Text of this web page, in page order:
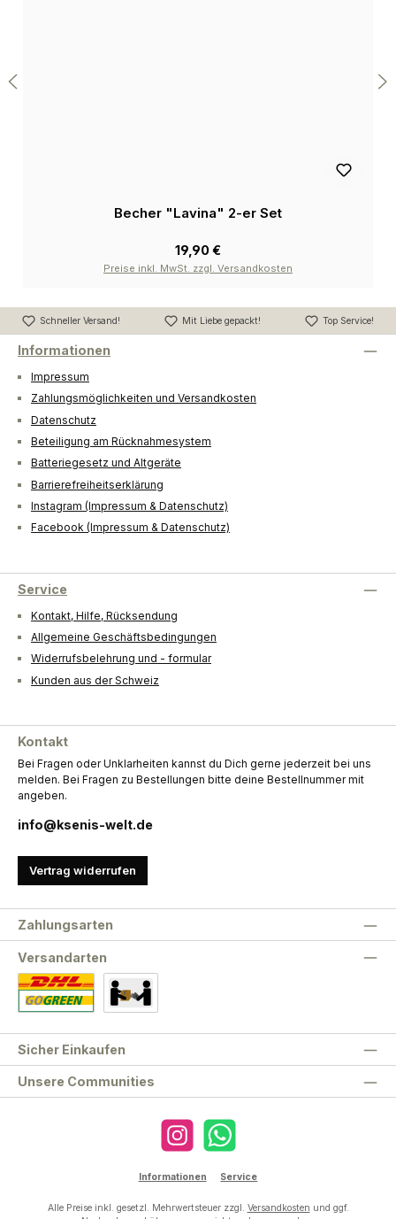
Becher "Lavina" 2-er Set
19,90 €
Preise inkl. MwSt. zzgl. Versandkosten
Schneller Versand! Mit Liebe gepackt! Top Service!
Informationen
Impressum
Zahlungsmöglichkeiten und Versandkosten
Datenschutz
Beteiligung am Rücknahmesystem
Batteriegesetz und Altgeräte
Barrierefreiheitserklärung
Instagram (Impressum & Datenschutz)
Facebook (Impressum & Datenschutz)
Service
Kontakt, Hilfe, Rücksendung
Allgemeine Geschäftsbedingungen
Widerrufsbelehrung und - formular
Kunden aus der Schweiz
Kontakt
Bei Fragen oder Unklarheiten kannst du Dich gerne jederzeit bei uns
melden. Bei Fragen zu Bestellungen bitte deine Bestellnummer mit
angeben.
info@ksenis-welt.de
Vertrag widerrufen
Unsere Communities
Zahlungsarten
Versandarten
Sicher Einkaufen
Instagram WhatsApp
Informationen Service
Alle Preise inkl. gesetzl. Mehrwertsteuer zzgl. Versandkosten und ggf.